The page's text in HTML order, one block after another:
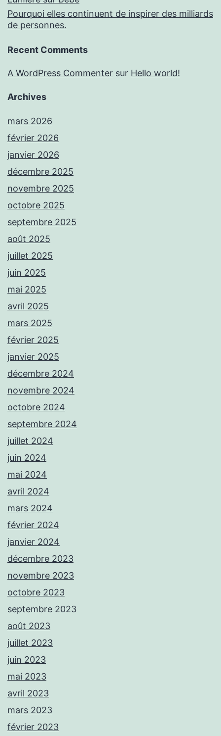
Pourquoi elles continuent de inspirer des milliards
de personnes.
Recent Comments
A WordPress Commenter sur Hello world!
Archives
mars 2026
février 2026
janvier 2026
décembre 2025
novembre 2025
octobre 2025
septembre 2025
août 2025
juillet 2025
juin 2025
mai 2025
avril 2025
mars 2025
février 2025
janvier 2025
décembre 2024
novembre 2024
octobre 2024
septembre 2024
juillet 2024
juin 2024
mai 2024
avril 2024
mars 2024
février 2024
janvier 2024
décembre 2023
novembre 2023
octobre 2023
septembre 2023
août 2023
juillet 2023
juin 2023
mai 2023
avril 2023
mars 2023
février 2023